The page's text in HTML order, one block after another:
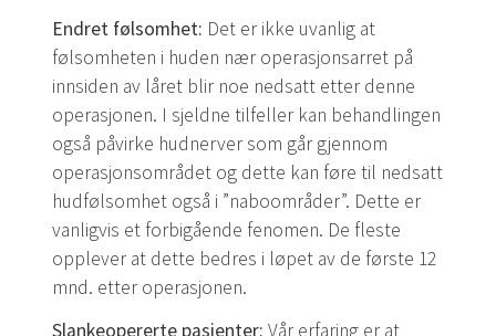
Endret følsomhet: Det er ikke uvanlig at
følsomheten i huden nær operasjonsarret på
innsiden av låret blir noe nedsatt etter denne
operasjonen. I sjeldne tilfeller kan behandlingen
også påvirke hudnerver som går gjennom
operasjonsområdet og dette kan føre til nedsatt
hudfølsomhet også i ”naboområder”. Dette er
vanligvis et forbigående fenomen. De fleste
opplever at dette bedres i løpet av de første 12
mnd. etter operasjonen.
Slankeopererte pasienter: Vår erfaring er at